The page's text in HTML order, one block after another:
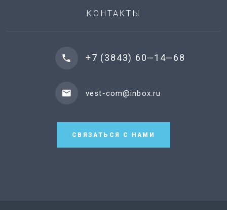
КОНТАКТЫ
+7 (3843) 60‒14‒68
vest-com@inbox.ru
СВЯЗАТЬСЯ С НАМИ